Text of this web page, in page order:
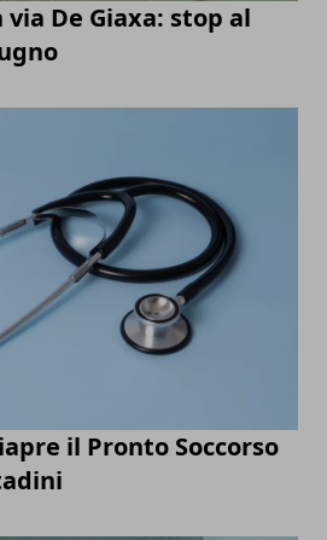
De Giaxa: stop al
il Pronto Soccorso